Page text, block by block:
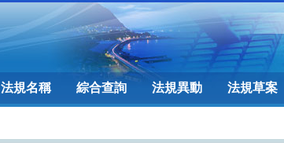
法規名稱 綜合查詢 法規異動 法規草案